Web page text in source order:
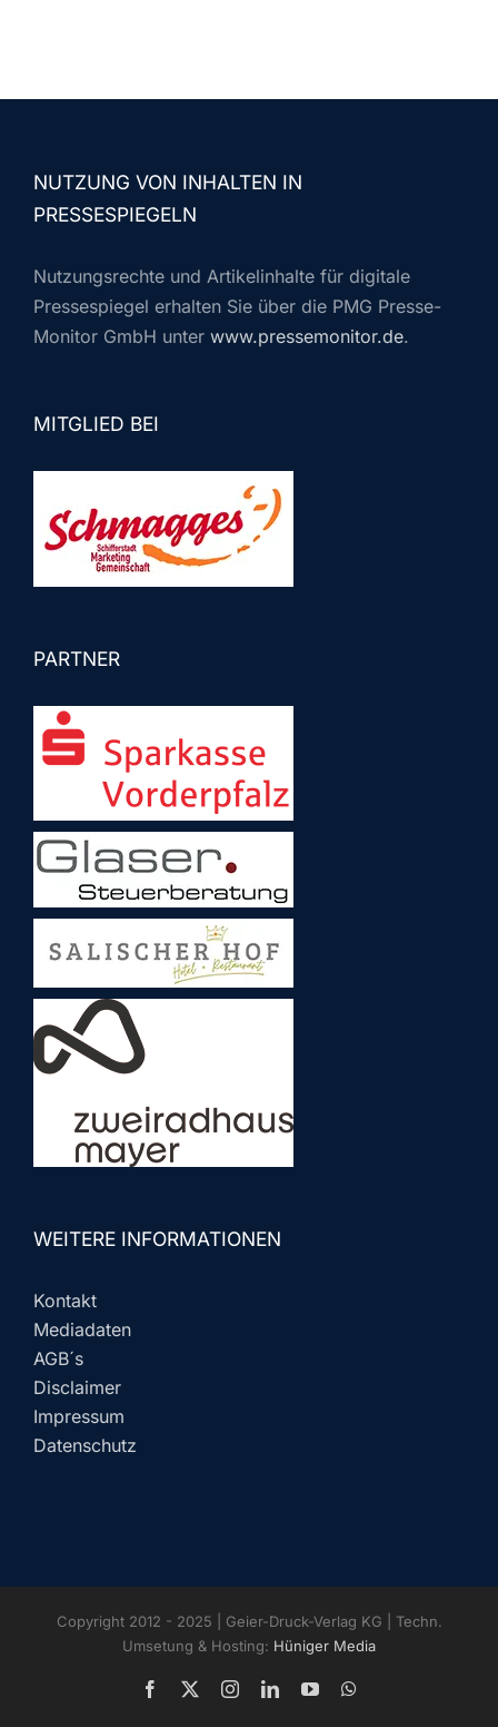
NUTZUNG VON INHALTEN IN
PRESSESPIEGELN
Nutzungsrechte und Artikelinhalte für digitale
Pressespiegel erhalten Sie über die PMG Presse-
Monitor GmbH unter www.pressemonitor.de.
MITGLIED BEI
PARTNER
WEITERE INFORMATIONEN
Kontakt
Mediadaten
AGB´s
Disclaimer
Impressum
Datenschutz
Copyright 2012 - 2025 | Geier-Druck-Verlag KG | Techn.
Umsetung & Hosting: Hüniger Media
Facebook InstagramLinkedInYouTube